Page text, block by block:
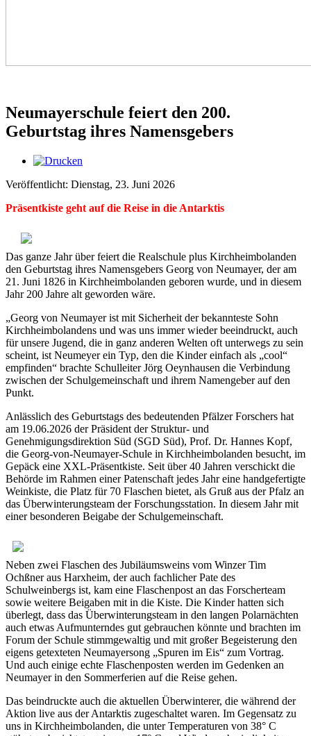
Neumayerschule feiert den 200.
Geburtstag ihres Namensgebers
Veröffentlicht: Dienstag, 23. Juni 2026
Präsentkiste geht auf die Reise in die Antarktis
Das ganze Jahr über feiert die Realschule plus Kirchheimbolanden
den Geburtstag ihres Namensgebers Georg von Neumayer, der am
21. Juni 1826 in Kirchheimbolanden geboren wurde, und in diesem
Jahr 200 Jahre alt geworden wäre.
„Georg von Neumayer ist mit Sicherheit der bekannteste Sohn
Kirchheimbolandens und was uns immer wieder beeindruckt, auch
für unsere Jugend, die in ganz anderen Welten oft unterwegs zu sein
scheint, ist Neumeyer ein Typ, den die Kinder einfach als „cool“
empfinden“ brachte Schulleiter Jörg Oeynhausen die Verbindung
zwischen der Schulgemeinschaft und ihrem Namengeber auf den
Punkt.
Anlässlich des Geburtstags des bedeutenden Pfälzer Forschers hat
am 19.06.2026 der Präsident der Struktur- und
Genehmigungsdirektion Süd (SGD Süd), Prof. Dr. Hannes Kopf,
die Georg-von-Neumayer-Schule in Kirchheimbolanden besucht, im
Gepäck eine XXL-Präsentkiste. Seit über 40 Jahren verschickt die
Behörde im Rahmen einer Patenschaft jedes Jahr eine handgefertigte
Weinkiste, die Platz für 70 Flaschen bietet, als Gruß aus der Pfalz an
das Überwinterungsteam der Forschungsstation. In diesem Jahr mit
einer besonderen Beigabe der Schulgemeinschaft.
Neben zwei Flaschen des Jubiläumsweins vom Winzer Tim
Ochßner aus Harxheim, der auch fachlicher Pate des
Schulweinbergs ist, kam eine Flaschenpost an das Forscherteam
sowie weitere Beigaben mit in die Kiste. Die Kinder hatten sich
überlegt, dass das Überwinterungsteam in den langen Polarnächten
auch etwas Aufmunterndes gut gebrauchen könnte und brachten im
Forum der Schule stimmgewaltig und mit großer Begeisterung den
eigens getexteten Neumayersong „Spuren im Eis“ zum Vortrag.
Und auch einige echte Flaschenposten werden im Gedenken an
Neumayer in den Sommerferien auf die Reise gehen.
Das beindruckte auch die aktuellen Überwinterer, die während der
Aktion live aus der Antarktis zugeschaltet waren. Im Gegensatz zu
uns in Kirchheimbolanden, die unter Temperaturen von 38° C